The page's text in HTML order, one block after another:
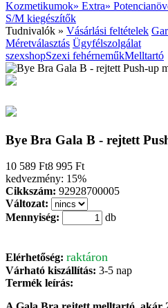
Kozmetikumok» Extra»
S/M kiegészítők
Tudnivalók » Vásárlási feltételek
Méretválasztás Ügyfélszolgálat
szexshopSzexi fehérneműkMelltartó
Bye Bra Gala B - rejtett
10 589 Ft8 995 Ft
kedvezmény: 15%
Cikkszám: 92928700005
Változat:
Mennyiség:
db
Elérhetőség: raktáron
Várható kiszállítás: 3-5 nap
Termék leírás: